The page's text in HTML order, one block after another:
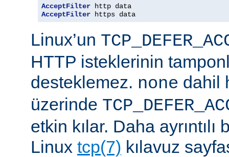
AcceptFilter
AcceptFilter https data
Linux’un
HTTP isteklerinin
desteklemez. none dahil
üzerinde
etkin kılar. Daha
Linux tcp(7) kılavuz